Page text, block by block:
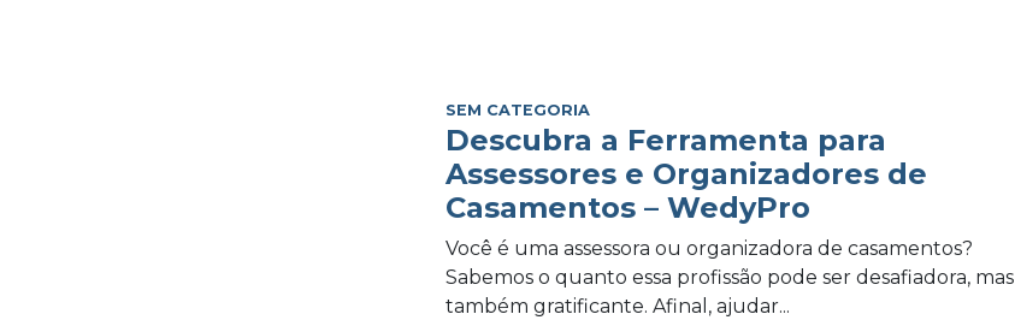
SEM CATEGORIA
Descubra a Ferramenta para
Assessores e Organizadores de
Casamentos – WedyPro
Você é uma assessora ou organizadora de casamentos?
Sabemos o quanto essa profissão pode ser desafiadora, mas
também gratificante. Afinal, ajudar...